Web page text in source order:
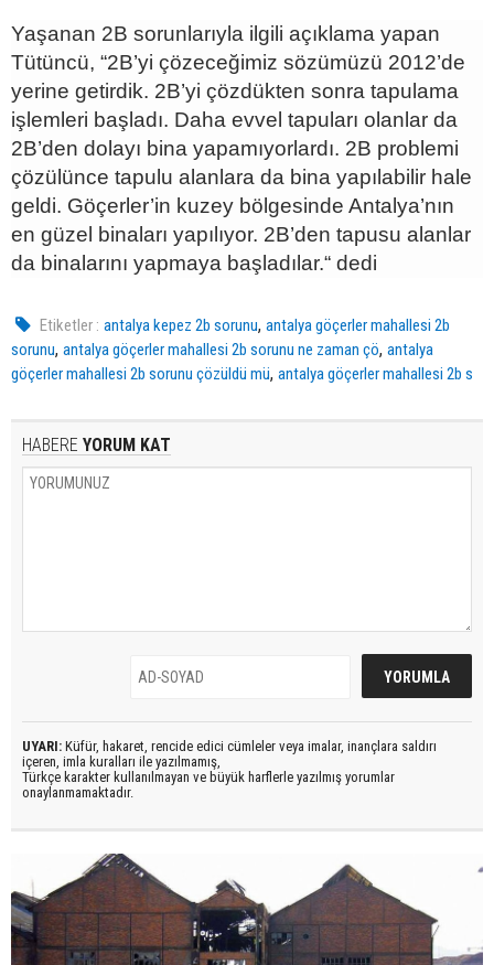
Yaşanan 2B sorunlarıyla ilgili açıklama yapan
Tütüncü, “2B’yi çözeceğimiz sözümüzü 2012’de
yerine getirdik. 2B’yi çözdükten sonra tapulama
işlemleri başladı. Daha evvel tapuları olanlar da
2B’den dolayı bina yapamıyorlardı. 2B problemi
çözülünce tapulu alanlara da bina yapılabilir hale
geldi. Göçerler’in kuzey bölgesinde Antalya’nın
en güzel binaları yapılıyor. 2B’den tapusu alanlar
da binalarını yapmaya başladılar.“ dedi
Etiketler : antalya kepez 2b sorunu,antalya göçerler mahallesi 2b
sorunu, antalya göçerler mahallesi 2b sorunu ne zaman çö, antalya
göçerler mahallesi 2b sorunu çözüldü mü, antalya göçerler mahallesi 2b s
HABERE YORUM KAT
UYARI: Küfür, hakaret, rencide edici cümleler veya imalar, inançlara saldırı
içeren, imla kuralları ile yazılmamış,
Türkçe karakter kullanılmayan ve büyük harflerle yazılmış yorumlar
onaylanmamaktadır.